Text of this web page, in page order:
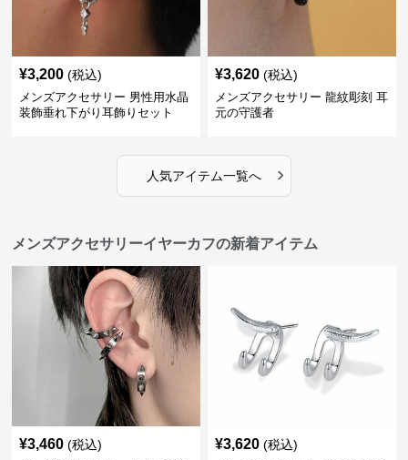
¥3,200 (税込)
メンズアクセサリー 男性用水晶
装飾垂れ下がり耳飾りセット
¥3,620 (税込)
メンズアクセサリー 龍紋彫刻 耳
元の守護者
人気アイテム一覧へ ›
メンズアクセサリーイヤーカフの新着アイテム
¥3,460 (税込) ¥3,620 (税込)